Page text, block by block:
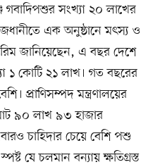
গবাদিপশুর সংখ্যা ২০ লাখের
এক অনুষ্ঠানে মৎস্য ও
জানিয়েছেন, এ বছর দেশে
১ কোটি ২১ লাখ। গত বছরের
প্রাণিসম্পদ মন্ত্রণালয়ের
৯০ লাখ ৯৩ হাজার
চাহিদার চেয়ে বেশি পশু
যে চলমান বন্যায় ক্ষতিগ্রস্ত